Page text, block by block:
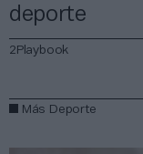
deporte
2Playbook
Más Deporte